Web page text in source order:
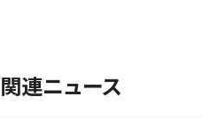
関連ニュース